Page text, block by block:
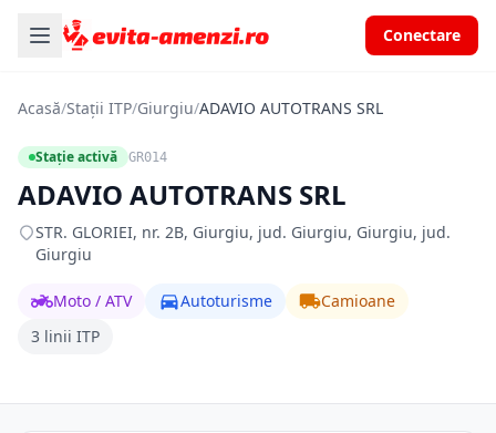
Conectare
Acasă/Stații ITP/Giurgiu/ADAVIO AUTOTRANS SRL
Stație activă GR014
ADAVIO AUTOTRANS SRL
STR. GLORIEI, nr. 2B, Giurgiu, jud. Giurgiu, Giurgiu, jud.
Giurgiu
Moto / ATV Autoturisme
Camioane
3 linii ITP